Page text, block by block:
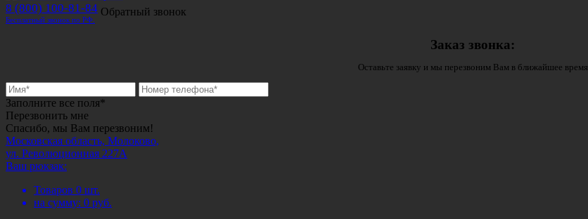
8 (800) 100-81-84
Бесплатный звонок по РФ.
Обратный звонок
Заказ звонка:
Оставьте заявку и мы перезвоним Вам в ближайшее время
Заполните все поля*
Перезвонить мне
Спасибо, мы Вам перезвоним!
Московская область, Молоково,
ул. Революционная 227А
Ваш рюкзак:
Товаров 0 шт.
на сумму: 0 руб.